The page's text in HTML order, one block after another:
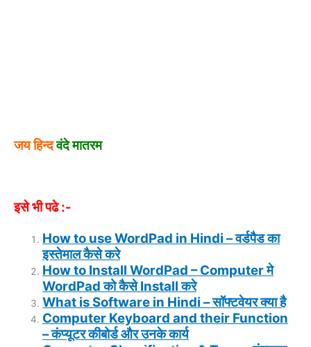
जय हिन्दवंदे मातरम
इसे भी पढे :-
How to use WordPad in Hindi – वर्डपैड का
इस्तेमाल कैसे करे
How to Install WordPad – Computer मे
WordPad को कैसे Install करे
What is Software in Hindi – सॉफ्टवेयर क्या है
Computer Keyboard and their Function
– कंप्यूटर कीबोर्ड और उनके कार्य